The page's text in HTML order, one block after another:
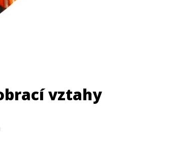
vztahy